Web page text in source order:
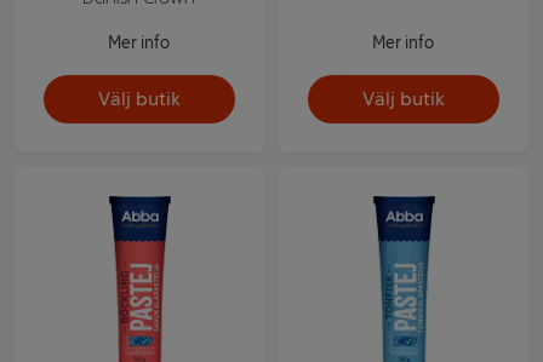
Mer info
Välj butik
Mer info
Välj butik